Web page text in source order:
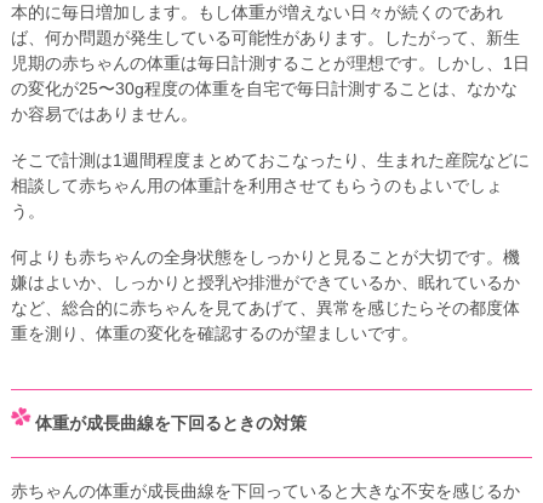
本的に毎日増加します。もし体重が増えない日々が続くのであれ
ば、何か問題が発生している可能性があります。したがって、新生
児期の赤ちゃんの体重は毎日計測することが理想です。しかし、1日
の変化が25〜30g程度の体重を自宅で毎日計測することは、なかな
か容易ではありません。
そこで計測は1週間程度まとめておこなったり、生まれた産院などに
相談して赤ちゃん用の体重計を利用させてもらうのもよいでしょ
う。
何よりも赤ちゃんの全身状態をしっかりと見ることが大切です。機
嫌はよいか、しっかりと授乳や排泄ができているか、眠れているか
など、総合的に赤ちゃんを見てあげて、異常を感じたらその都度体
重を測り、体重の変化を確認するのが望ましいです。
体重が成長曲線を下回るときの対策
赤ちゃんの体重が成長曲線を下回っていると大きな不安を感じるか